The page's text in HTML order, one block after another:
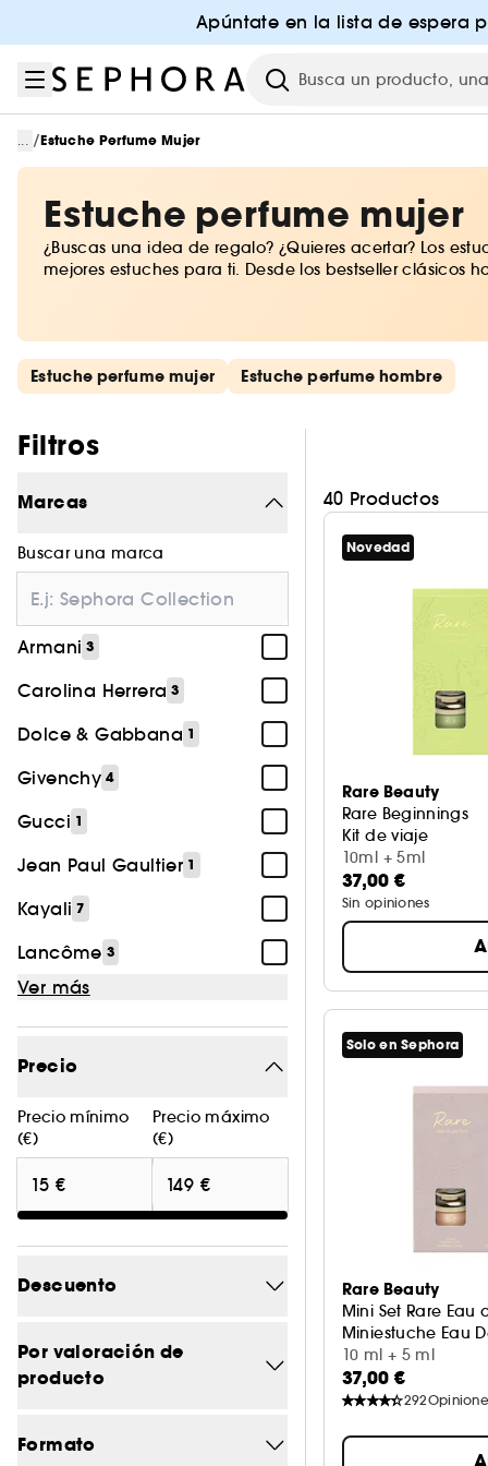
Ir al contenido principal
Apúntate en la lista de espera
Investigación
... /Estuche Perfume Mujer
Estuche perfume mujer
¿Buscas una idea de regalo? ¿Quieres acertar? Los
mejores estuches para ti. Desde los bestseller clásicos
Saltar los enlaces rápidos
Estuche perfume mujer Estuche perfume hombre
Filtros
Marcas
Buscar una marca
Armani 3
Carolina Herrera 3
Dolce & Gabbana 1
Givenchy 4
Gucci 1
Jean Paul Gaultier 1
Kayali 7
Lancôme 3
Ver más
Precio
Precio mínimo
(€)
Precio máximo
(€)
Descuento
-20% 1
-20.3
-20.8
Por valoración de
producto
Formato
40 Productos
Novedad
Rare Beauty
Rare Beginnings
Kit de viaje
10ml + 5ml
37,00 €
Sin opiniones
Solo en Sephora
Rare Beauty
Mini Set Rare Eau
Miniestuche Eau
10 ml + 5 ml
37,00 €
292